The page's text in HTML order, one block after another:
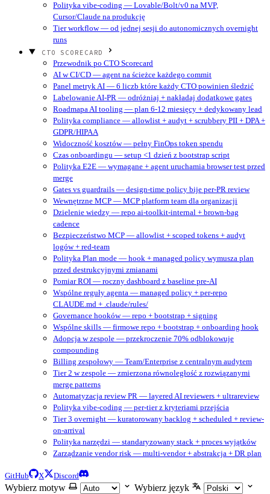
Polityka vibe-coding — Lovable/Bolt/v0 na MVP,
Cursor/Claude na produkcję
Tier workflow — od jednej sesji do autonomicznych overnight
runs
CTO SCORECARD
Przewodnik po CTO Scorecard
AI w CI/CD — agent na ścieżce każdego commit
Panel metryk AI — 6 liczb które każdy CTO powinien śledzić
Labelowanie AI-PR — odróżniaj + nakładaj dodatkowe gates
Roadmapa AI tooling — plan 6-12 miesięcy + dedykowany lead
Polityka compliance — allowlist + audyt + scrubbery PII + DPA +
GDPR/HIPAA
Widoczność kosztów — pełny FinOps token spendu
Czas onboardingu — setup <1 dzień z bootstrap script
Polityka E2E — wymagane + agent uruchamia browser test przed
merge
Gates vs guardrails — design-time policy bije per-PR review
Wewnętrzne MCP — MCP platform team dla organizacji
Dzielenie wiedzy — repo ai-toolkit-internal + brown-bag
cadence
Bezpieczeństwo MCP — allowlist + scoped tokens + audyt
logów + red-team
Polityka Plan mode — hook + managed policy wymusza plan
przed destrukcyjnymi zmianami
Pomiar ROI — roczny dashboard z baseline pre-AI
Wspólne reguły agenta — managed policy + per-repo
CLAUDE.md + .claude/rules/
Governance hooków — repo + bootstrap + signing
Wspólne skills — firmowe repo + bootstrap + onboarding hook
Adopcja w zespole — przekroczenie 70% odblokowuje
compounding
Billing zespołowy — Team/Enterprise z centralnym audytem
Tier 2 w zespole — zmierzona równoległość z rozwiązanymi
merge patterns
Automatyzacja review PR — layered AI reviewers + ultrareview
Polityka vibe-coding — per-tier z kryteriami przejścia
Tier 3 overnight — kuratorowany backlog + scheduled + review-
on-arrival
Polityka narzędzi — standaryzowany stack + proces wyjątków
Zarządzanie vendor risk — multi-vendor + abstrakcja + DR plan
GitHub X Discord
Wybierz motyw Wybierz język